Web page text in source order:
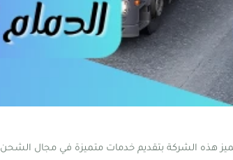
هذه الشركة بتقديم خدمات متميزة في مجال الشحن